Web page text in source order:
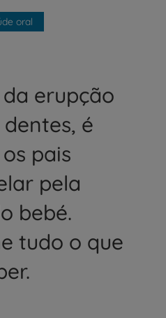
oral
erupção
é
pais
pela
bebé.
tudo o que